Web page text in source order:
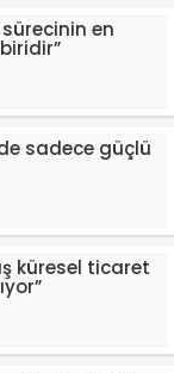
en
sadece güçlü
küresel ticaret